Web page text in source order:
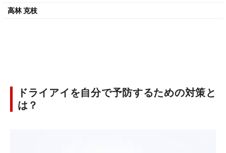
高林 克枝
ドライアイを自分で予防するための対策と
は？